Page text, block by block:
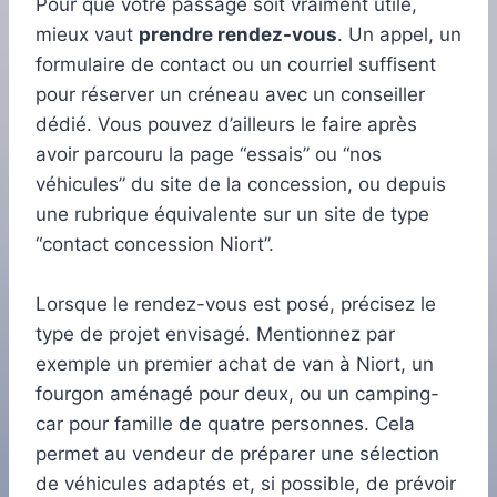
Pour que votre passage soit vraiment utile,
mieux vaut prendre rendez-vous. Un appel, un
formulaire de contact ou un courriel suffisent
pour réserver un créneau avec un conseiller
dédié. Vous pouvez d’ailleurs le faire après
avoir parcouru la page “essais” ou “nos
véhicules” du site de la concession, ou depuis
une rubrique équivalente sur un site de type
“contact concession Niort”.
Lorsque le rendez-vous est posé, précisez le
type de projet envisagé. Mentionnez par
exemple un premier achat de van à Niort, un
fourgon aménagé pour deux, ou un camping-
car pour famille de quatre personnes. Cela
permet au vendeur de préparer une sélection
de véhicules adaptés et, si possible, de prévoir